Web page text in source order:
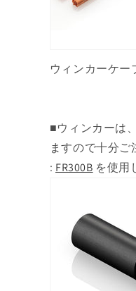
ウィンカーケー
■ウィンカーは
ますので十分
: FR300B を使用